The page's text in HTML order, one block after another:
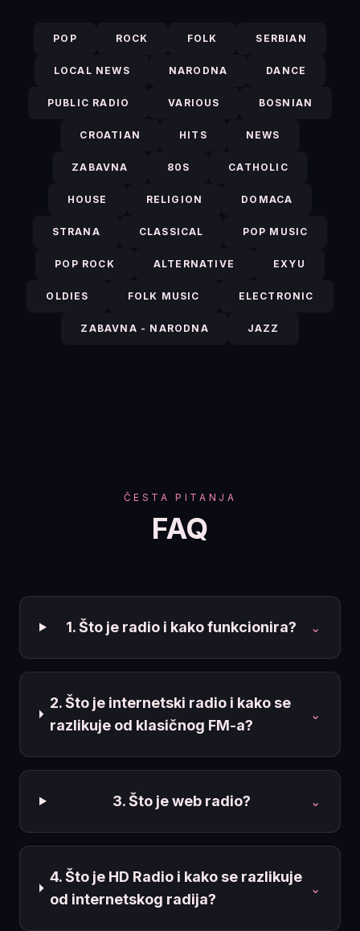
POP ROCK FOLK SERBIAN
LOCAL NEWS NARODNA DANCE
PUBLIC RADIO VARIOUS BOSNIAN
CROATIAN HITS NEWS
ZABAVNA 80S CATHOLIC
HOUSE RELIGION DOMACA
STRANA CLASSICAL POP MUSIC
POP ROCK ALTERNATIVE EXYU
OLDIES FOLK MUSIC ELECTRONIC
ZABAVNA - NARODNA JAZZ
ČESTA PITANJA
FAQ
1. Što je radio i kako funkcionira? ⌄
2. Što je internetski radio i kako se
razlikuje od klasičnog FM-a?
⌄
3. Što je web radio? ⌄
4. Što je HD Radio i kako se razlikuje
od internetskog radija?
⌄